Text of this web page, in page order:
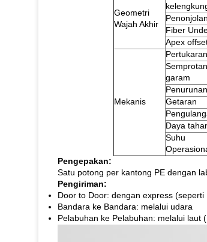
Geometri
Wajah Akhir
Fiber
Apex
Mekanis
Pertukaran
Semprotan
garam
Penurunan
Getaran
Daya
Suhu
Pengepakan:
Satu potong per kantong PE dengan
Pengiriman:
Door to Door: dengan express (seperti
Bandara ke Bandara: melalui udara
Pelabuhan ke Pelabuhan: melalui laut